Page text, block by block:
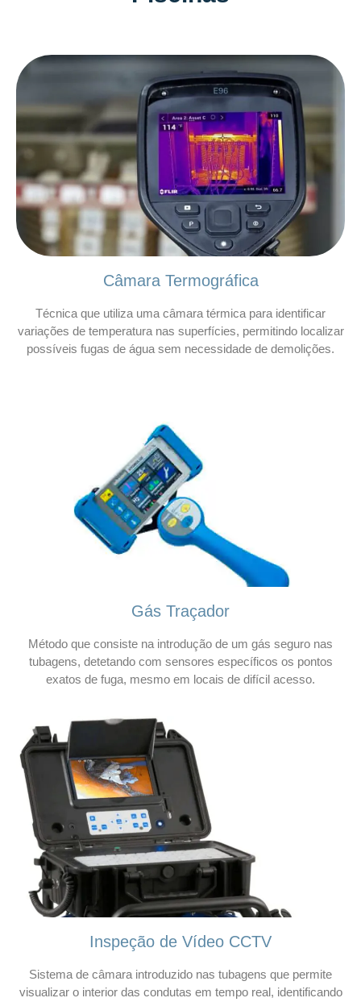
Câmara Termográfica
Técnica que utiliza uma câmara térmica para identificar
variações de temperatura nas superfícies, permitindo localizar
possíveis fugas de água sem necessidade de demolições.
Gás Traçador
Método que consiste na introdução de um gás seguro nas
tubagens, detetando com sensores específicos os pontos
exatos de fuga, mesmo em locais de difícil acesso.
Inspeção de Vídeo CCTV
Sistema de câmara introduzido nas tubagens que permite
visualizar o interior das condutas em tempo real, identificando